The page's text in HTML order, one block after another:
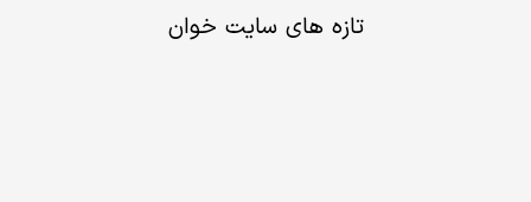
تازه های سایت خوان